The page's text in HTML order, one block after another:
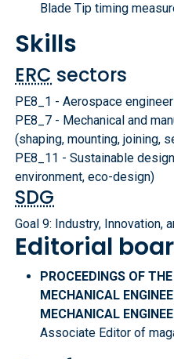
Blade Tip timing
Skills
ERC sectors
PE8_1 - Aerospace
PE8_7 - Mechanical and
(shaping, mounting, joining,
PE8_11 - Sustainable
environment, eco-design)
SDG
Goal 9: Industry, Innovation,
Editorial
PROCEEDINGS OF
MECHANICAL
MECHANICAL
Associate Editor of